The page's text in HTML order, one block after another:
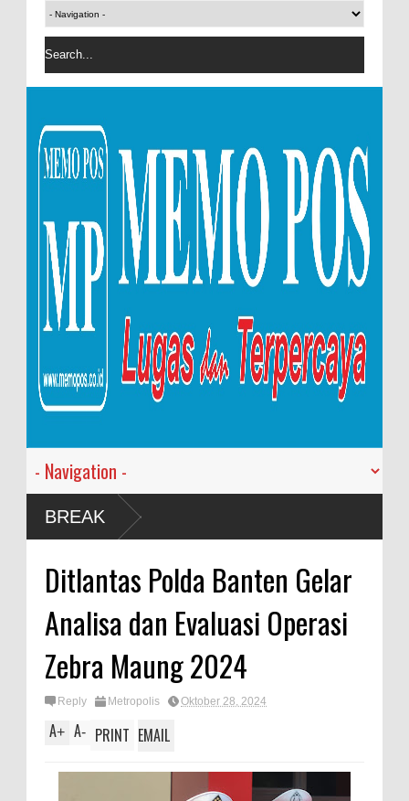
BREAK
Ditlantas Polda Banten Gelar
Analisa dan Evaluasi Operasi
Zebra Maung 2024
Reply Metropolis Oktober 28, 2024
A+ A- PRINT EMAIL